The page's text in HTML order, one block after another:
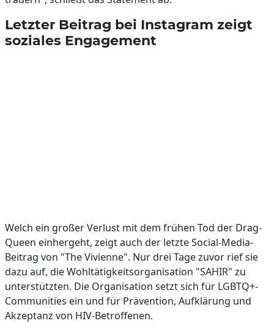
Letzter Beitrag bei Instagram zeigt
soziales Engagement
Welch ein großer Verlust mit dem frühen Tod der Drag-
Queen einhergeht, zeigt auch der letzte Social-Media-
Beitrag von "The Vivienne". Nur drei Tage zuvor rief sie
dazu auf, die Wohltätigkeitsorganisation "SAHIR" zu
unterstützten. Die Organisation setzt sich für LGBTQ+-
Communities ein und für Prävention, Aufklärung und
Akzeptanz von HIV-Betroffenen.